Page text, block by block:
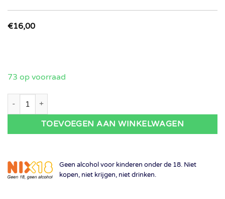
€16,00
73 op voorraad
La Chouette Du Chai - Autoportrait 2024 aantal
TOEVOEGEN AAN WINKELWAGEN
Geen alcohol voor kinderen onder de 18. Niet
kopen, niet krijgen, niet drinken.